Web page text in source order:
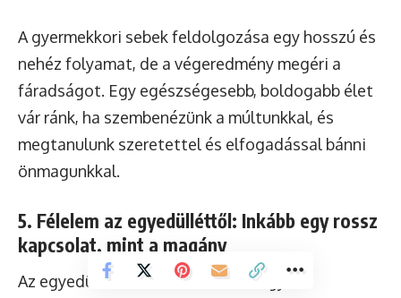
A gyermekkori sebek feldolgozása egy hosszú és
nehéz folyamat, de a végeredmény megéri a
fáradságot. Egy egészségesebb, boldogabb élet
vár ránk, ha szembenézünk a múltunkkal, és
megtanulunk szeretettel és elfogadással bánni
önmagunkkal.
5. Félelem az egyedülléttől: Inkább egy rossz
kapcsolat, mint a magány
Az egyedülléttől való félelem az egyik